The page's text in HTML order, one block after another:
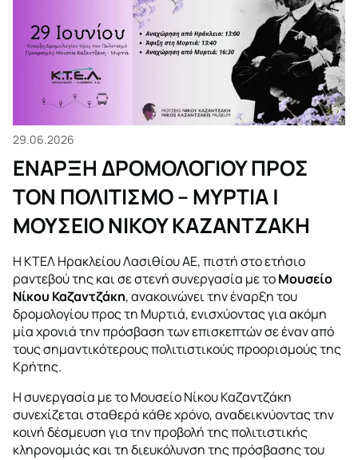
29.06.2026
ΕΝΑΡΞΗ ΔΡΟΜΟΛΟΓΙΟΥ ΠΡΟΣ
ΤΟΝ ΠΟΛΙΤΙΣΜΟ – ΜΥΡΤΙΑ |
ΜΟΥΣΕΙΟ ΝΙΚΟΥ ΚΑΖΑΝΤΖΑΚΗ
Η ΚΤΕΛ Ηρακλείου Λασιθίου ΑΕ, πιστή στο ετήσιο
ραντεβού της και σε στενή συνεργασία με τοΜουσείο
Νίκου Καζαντζάκη, ανακοινώνει την έναρξη του
δρομολογίου προς τη Μυρτιά, ενισχύοντας για ακόμη
μία χρονιά την πρόσβαση των επισκεπτών σε έναν από
τους σημαντικότερους πολιτιστικούς προορισμούς της
Κρήτης.
Η συνεργασία με το Μουσείο Νίκου Καζαντζάκη
συνεχίζεται σταθερά κάθε χρόνο, αναδεικνύοντας την
κοινή δέσμευση για την προβολή της πολιτιστικής
κληρονομιάς και τη διευκόλυνση της πρόσβασης του